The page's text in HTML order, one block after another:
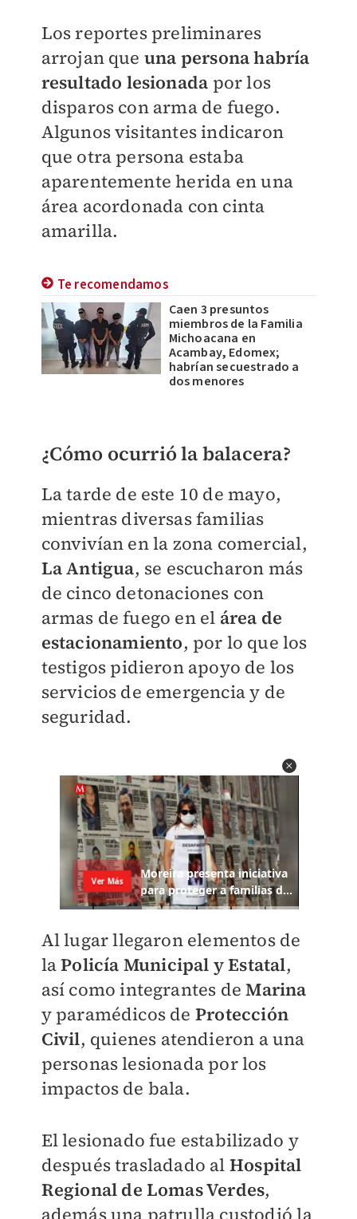
Los reportes preliminares
arrojan que una persona habría
resultado lesionada por los
disparos con arma de fuego.
Algunos visitantes indicaron
que otra persona estaba
aparentemente herida en una
área acordonada con cinta
amarilla.
Te recomendamos
Caen 3 presuntos
miembros de la Familia
Michoacana en
Acambay, Edomex;
habrían secuestrado a
dos menores
¿Cómo ocurrió la balacera?
La tarde de este 10 de mayo,
mientras diversas familias
convivían en la zona comercial,
La Antigua, se escucharon más
de cinco detonaciones con
armas de fuego en el área de
estacionamiento, por lo que los
testigos pidieron apoyo de los
servicios de emergencia y de
seguridad.
Al lugar llegaron elementos de
laPolicía Municipal y Estatal,
así como integrantes deMarina
y paramédicos de Protección
Civil, quienes atendieron a una
personas lesionada por los
impactos de bala.
El lesionado fue estabilizado y
después trasladado al Hospital
Regional de Lomas Verdes,